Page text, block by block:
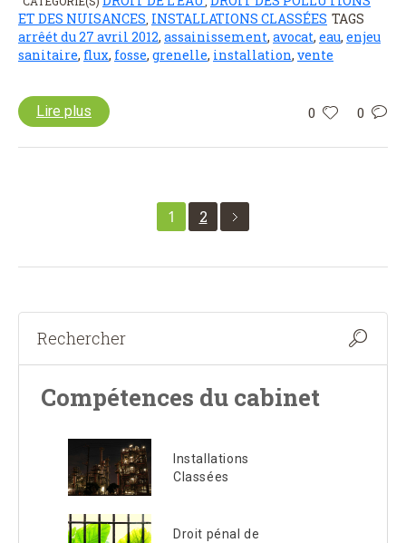
ET DES NUISANCES, INSTALLATIONS CLASSÉES TAGS
arrêét du 27 avril 2012, assainissement, avocat, eau, enjeu
sanitaire, flux, fosse, grenelle, installation, vente
0 0
Lire plus
1 2
Compétences du cabinet
Installations
Classées
Droit pénal de